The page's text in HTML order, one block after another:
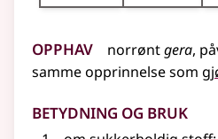
Opphav norrøntgera,
samme opprinnelse som
Betydning og bruk